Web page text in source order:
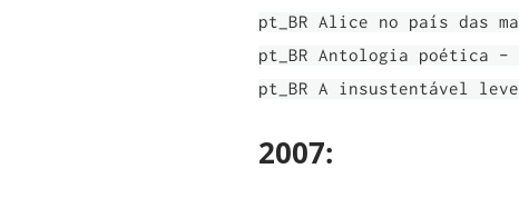
pt_BR Alice no país das
pt_BR Antologia poética -
pt_BR A insustentável
2007: